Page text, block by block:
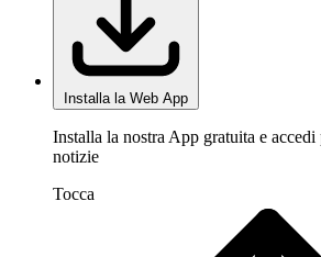
Installa la Web App
Installa la nostra App gratuita e
notizie
Tocca